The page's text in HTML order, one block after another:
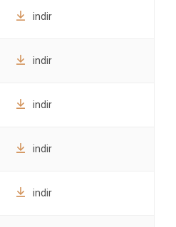
indir
indir
indir
indir
indir